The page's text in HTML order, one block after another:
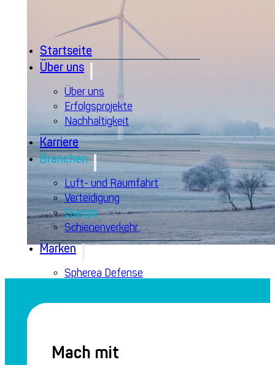
Startseite
Über uns
Über uns
Erfolgsprojekte
Nachhaltigkeit
Karriere
Branchen
Luft- und Raumfahrt
Verteidigung
Energie
Schienenverkehr
Marken
Spherea Defense
Aktuelles
Presseübersicht
Mach mit